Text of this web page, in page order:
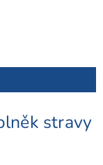
stravy